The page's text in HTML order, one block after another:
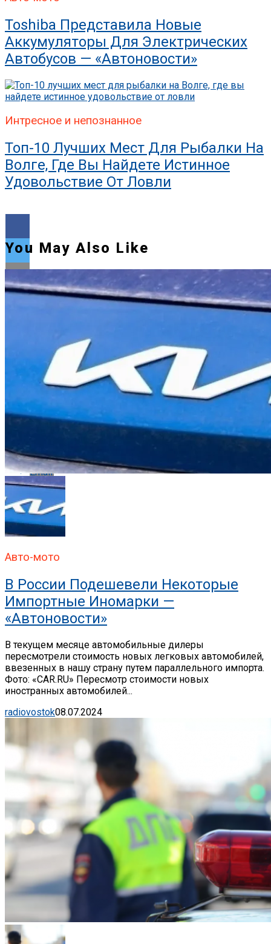
Toshiba Представила Новые
Аккумуляторы Для Электрических
Автобусов — «Автоновости»
Интресное и непознанное
Топ-10 Лучших Мест Для Рыбалки На
Волге, Где Вы Найдете Истинное
Удовольствие От Ловли
Flipboard
Pinterest
Whatsapp
Email
You May Also Like
Авто-мото
В России Подешевели Некоторые
Импортные Иномарки —
«Автоновости»
В текущем месяце автомобильные дилеры
пересмотрели стоимость новых легковых автомобилей,
ввезенных в нашу страну путем параллельного импорта.
Фото: «CAR.RU» Пересмотр стоимости новых
иностранных автомобилей...
radiovostok08.07.2024